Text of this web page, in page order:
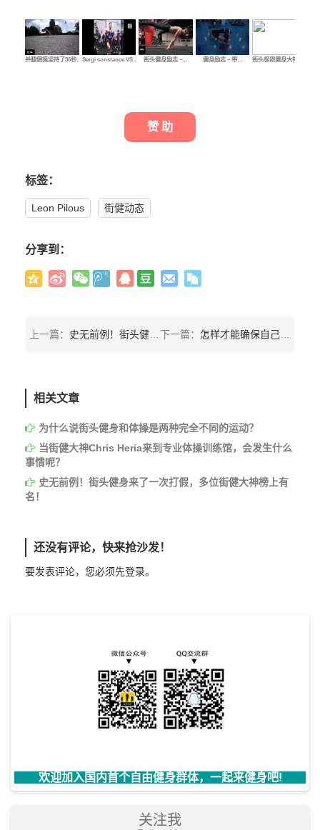
并腿俄挺坚持了36秒… Sergi constance VS … 街头健身励志 –… 健身励志 – 带… 街头极限健身大神示…
赞 助
标签：
Leon Pilous 街健动态
分享到：
上一篇： 史无前例！街头健身来了一次打假，多位街健大神榜上有名！ 下一篇： 怎样才能确保自己的训练是有效的，而不是在原地踏步呢？
相关文章
为什么说街头健身和体操是两种完全不同的运动？
当街健大神Chris Heria来到专业体操训练馆，会发生什么
事情呢？
史无前例！街头健身来了一次打假，多位街健大神榜上有
名！
还没有评论，快来抢沙发！
要发表评论，您必须先登录。
欢迎加入国内首个自由健身群体，一起来健身吧!
关注我